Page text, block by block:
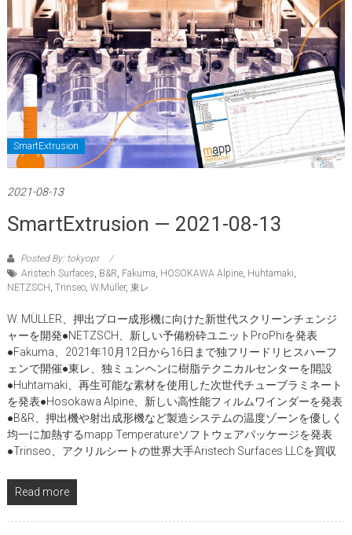
SmartExtrusion
2021-08-13
SmartExtrusion — 2021-08-13
Posted By: tokyopr
Aristech Surfaces, B&R, Fakuma, HOSOKAWA Alpine, Huhtamaki,
NETZSCH, Trinseo, W.Müller, 東レ
W. MÜLLER、押出ブロー成形機に向けた新世代スクリーンチェンジ
ャーを開発●NETZSCH、新しい予備粉砕ユニットProPhiを発表
●Fakuma、2021年10月12日から16日まで独フリードリヒスハーフ
ェンで開催●東レ、独ミュンヘンに樹脂テクニカルセンターを開設
●Huhtamaki、再生可能な素材を使用した次世代チューブラミネート
を発表●Hosokawa Alpine、新しい高性能フィルムワインダーを発表
●B&R、押出機や射出成形機など製造システムの温度ゾーンを優しく
均一に加熱するmapp Temperatureソフトウェアパッケージを発表
●Trinseo、アクリルシートの世界大手Aristech Surfaces LLCを買収
Read more